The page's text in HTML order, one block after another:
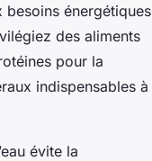
besoins énergétiques
des aliments
pour la
indispensables à
évite la